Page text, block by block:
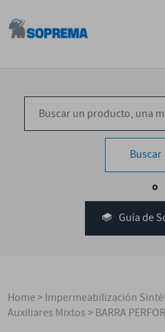
Buscar
o
Guía de
Home>Impermeabilización
Auxiliares Mixtos>BARRA